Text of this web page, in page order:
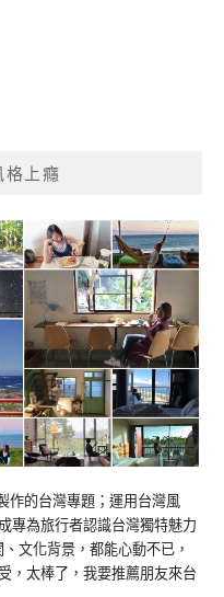
格上癮
作的台灣專題；運用台灣風
專為旅行者認識台灣獨特魅力
、文化背景，都能心動不已，
，太棒了，我要推薦朋友來台